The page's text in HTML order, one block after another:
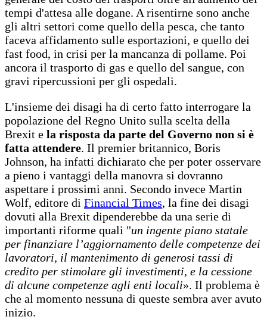
tempi d'attesa alle dogane. A risentirne sono anche
gli altri settori come quello della pesca, che tanto
faceva affidamento sulle esportazioni, e quello dei
fast food, in crisi per la mancanza di pollame. Poi
ancora il trasporto di gas e quello del sangue, con
gravi ripercussioni per gli ospedali.
L'insieme dei disagi ha di certo fatto interrogare la
popolazione del Regno Unito sulla scelta della
Brexit e la risposta da parte del Governo non si è
fatta attendere. Il premier britannico, Boris
Johnson, ha infatti dichiarato che per poter osservare
a pieno i vantaggi della manovra si dovranno
aspettare i prossimi anni. Secondo invece Martin
Wolf, editore di Financial Times, la fine dei disagi
dovuti alla Brexit dipenderebbe da una serie di
importanti riforme quali "un ingente piano statale
per finanziare l’aggiornamento delle competenze dei
lavoratori, il mantenimento di generosi tassi di
credito per stimolare gli investimenti, e la cessione
di alcune competenze agli enti locali». Il problema è
che al momento nessuna di queste sembra aver avuto
inizio.